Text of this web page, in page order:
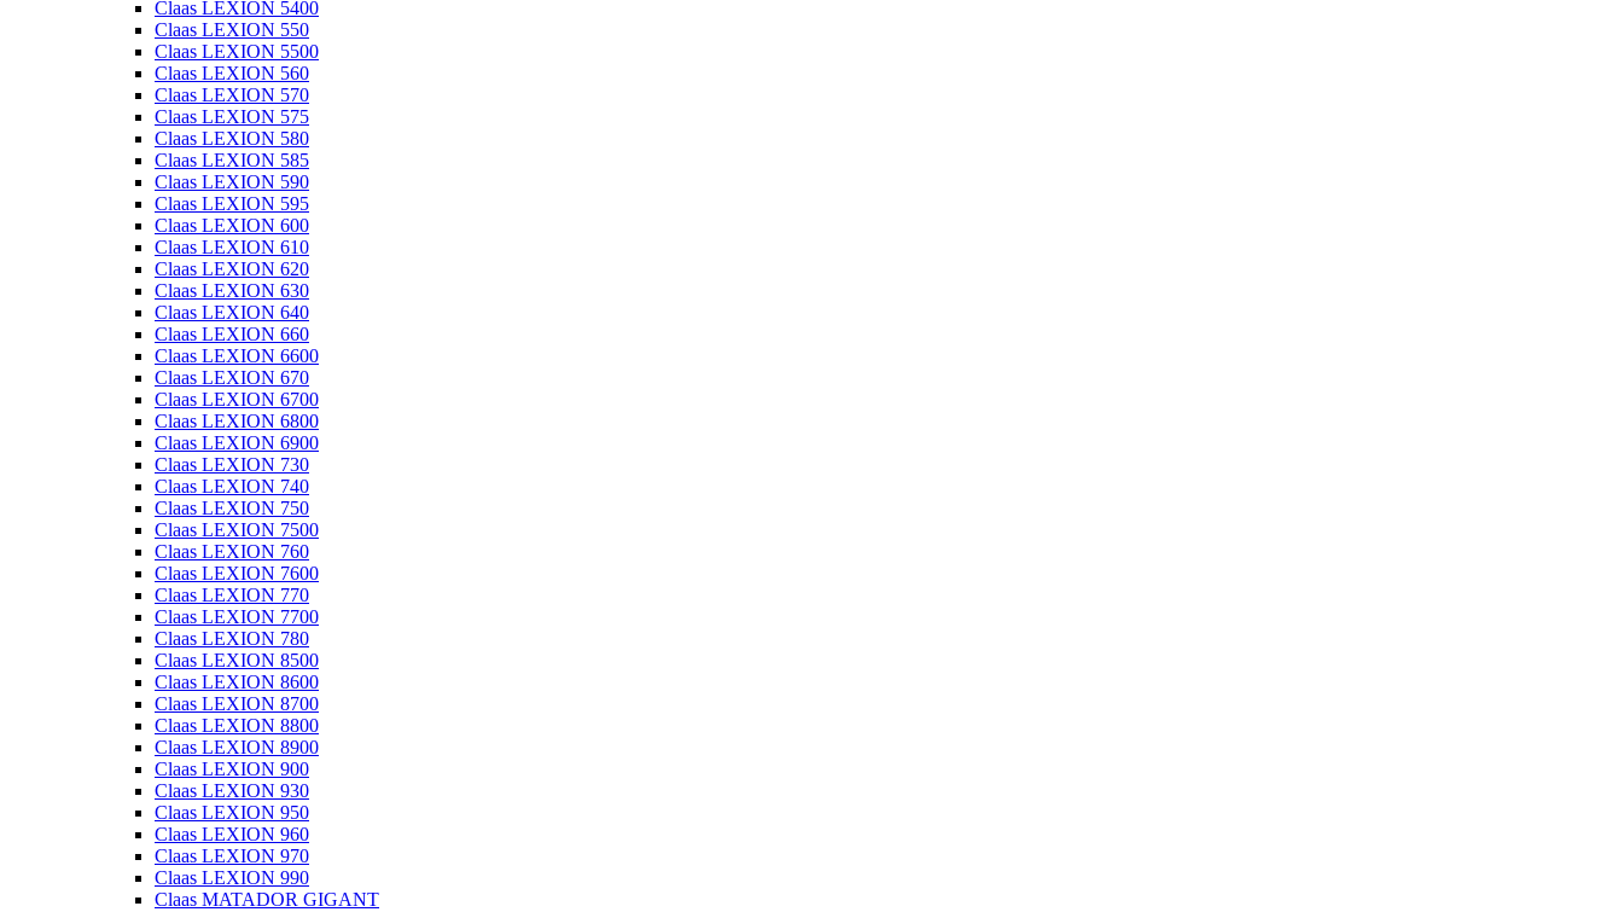
Claas LEXION 5400
Claas LEXION 550
Claas LEXION 5500
Claas LEXION 560
Claas LEXION 570
Claas LEXION 575
Claas LEXION 580
Claas LEXION 585
Claas LEXION 590
Claas LEXION 595
Claas LEXION 600
Claas LEXION 610
Claas LEXION 620
Claas LEXION 630
Claas LEXION 640
Claas LEXION 660
Claas LEXION 6600
Claas LEXION 670
Claas LEXION 6700
Claas LEXION 6800
Claas LEXION 6900
Claas LEXION 730
Claas LEXION 740
Claas LEXION 750
Claas LEXION 7500
Claas LEXION 760
Claas LEXION 7600
Claas LEXION 770
Claas LEXION 7700
Claas LEXION 780
Claas LEXION 8500
Claas LEXION 8600
Claas LEXION 8700
Claas LEXION 8800
Claas LEXION 8900
Claas LEXION 900
Claas LEXION 930
Claas LEXION 950
Claas LEXION 960
Claas LEXION 970
Claas LEXION 990
Claas MATADOR GIGANT